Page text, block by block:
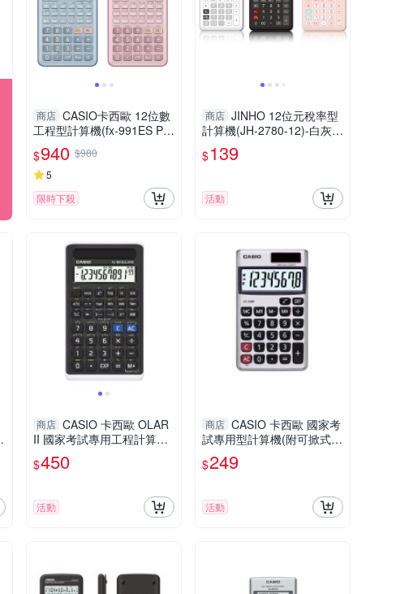
商店 CASIO卡西歐 12位數
工程型計算機(fx-991ES PL
US-2)-藍/藕粉
$940 $980
5
限時下殺
商店 JINHO 12位元稅率型
計算機(JH-2780-12)-白灰/
黑/粉
$139
活動
商店 CASIO 卡西歐 OLAR
II 國家考試專用工程計算機
(FX-82S)
$450
活動
商店 CASIO 卡西歐 國家考
試專用型計算機(附可掀式保
護殼)(SX-300P-N)
$249
活動